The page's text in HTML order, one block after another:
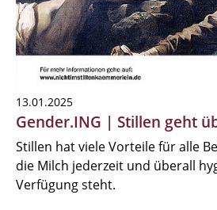
13.01.2025
Gender.ING | Stillen geht
Stillen hat viele Vorteile für alle
die Milch jederzeit und überall
Verfügung steht.